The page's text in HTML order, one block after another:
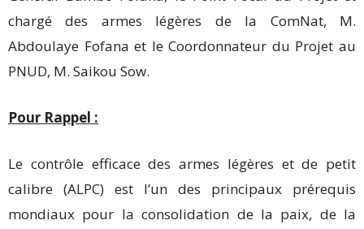
chargé des armes légères de la ComNat, M.
Abdoulaye Fofana et le Coordonnateur du Projet au
PNUD, M. Saikou Sow.
Pour Rappel :
Le contrôle efficace des armes légères et de petit
calibre (ALPC) est l’un des principaux prérequis
mondiaux pour la consolidation de la paix, de la